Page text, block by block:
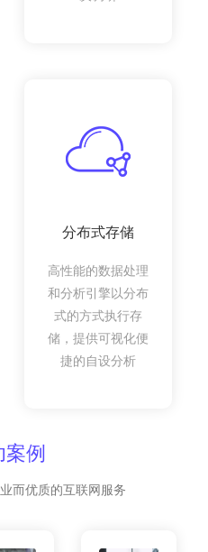
分布式存储
高性能的数据处理
和分析引擎以分布
式的方式执行存
储，提供可视化便
捷的自设分析
案例
而优质的互联网服务